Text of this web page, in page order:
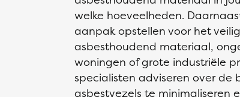
welke hoeveelheden.
aanpak opstellen voor het
asbesthoudend materiaal,
woningen of grote industriële
specialisten adviseren over
asbestvezels te minimaliseren